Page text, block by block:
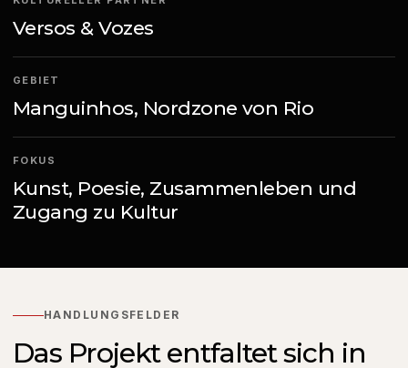
Versos & Vozes
GEBIET
Manguinhos, Nordzone von Rio
FOKUS
Kunst, Poesie, Zusammenleben und
Zugang zu Kultur
HANDLUNGSFELDER
Das Projekt entfaltet sich in